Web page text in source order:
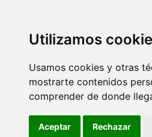
Utilizamos
Usamos cookies y otras
mostrarte contenidos
comprender de donde
Aceptar Rechazar